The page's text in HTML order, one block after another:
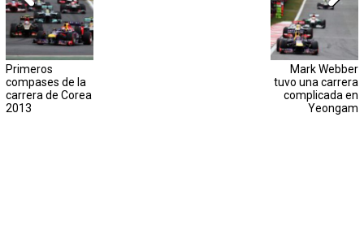
Primeros
compases de la
carrera de Corea
2013
Mark Webber
tuvo una carrera
complicada en
Yeongam